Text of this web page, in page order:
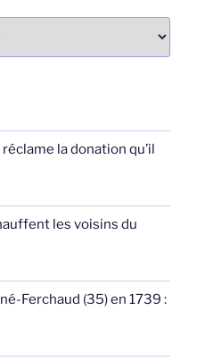
la donation qu’il
les voisins du
Ferchaud (35) en 1739 :